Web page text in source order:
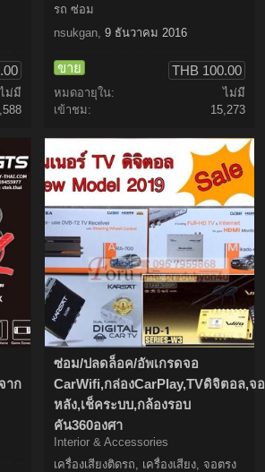
ไม่มี
รถ ซ่อม
nsukgan, 9 ธันวาคม 2016
ขาย THB 100.00
หมดอายุใน:
ไม่มี
เข้าชม:
15,273
าก
ซ่อม/ปลดล็อค/อัพเกรดจอ
CarWifi,กล่องCarPlay,TVดิจิตอล,จอ
หลัง,เช็คระบบ,กล้องรอบ
คัน360องศา
Interior & Accessories
เครื่องเสียงติดรถ, เครื่องเสียง, จอตรง